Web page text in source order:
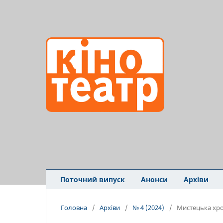
Поточний випуск Анонси Архіви
Головна / Архіви / № 4 (2024) / Мистецька